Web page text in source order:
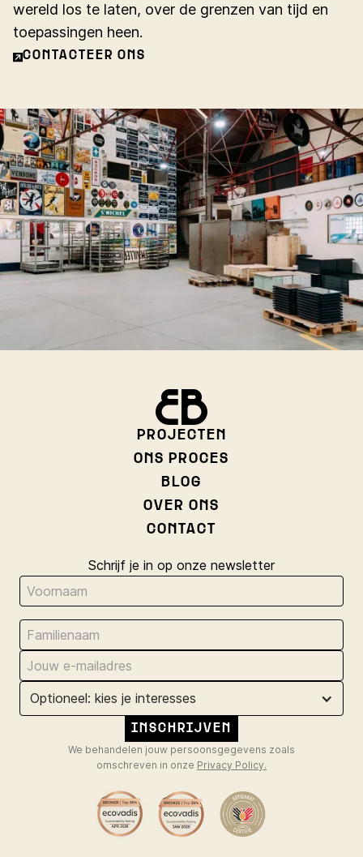
wereld los te laten, over de grenzen van tijd en
toepassingen heen.
CONTACTEER ONS
PROJECTEN
ONS PROCES
BLOG
OVER ONS
CONTACT
Schrijf je in op onze newsletter
Optioneel: kies je interesses
We behandelen jouw persoonsgegevens zoals
omschreven in onze Privacy Policy.